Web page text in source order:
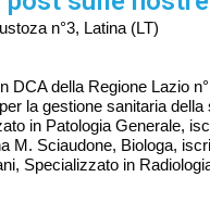
n°3, Latina (LT)
DCA della Regione Lazio
la gestione sanitaria della
in Patologia Generale,
Sciaudone, Biologa,
Specializzato in